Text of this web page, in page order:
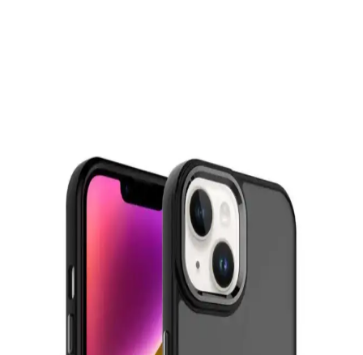
Koruma ve Estetiğin Birleşimi
Kadife astarlı dayanıklı iPhone 13 kılıfı, şıklık ve koruma sağlar,
cihazınızı çizilmelere karşı korurken estetik ve konfor sunar.
Silikon Kadife Dokulu Telefon Kılıfı: Estetik ve
Koruma Bir Arada
Kadife dokulu silikon telefon kılıfı, şık görünüm, kaymaz yüzey ve
yüksek koruma özellikleriyle günlük kullanımda ideal bir seçenektir.
Modern Tasarımlı iPhone 14 Plus Kılıfları: Estetik